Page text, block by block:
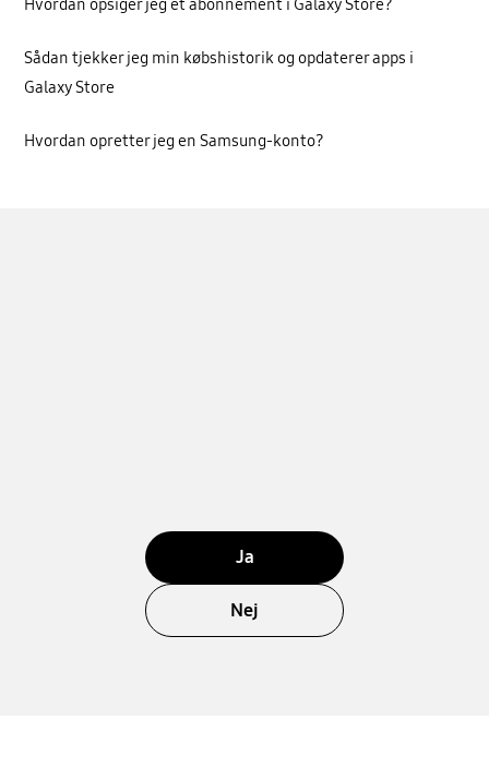
Sådan tjekker jeg min købshistorik og opdaterer apps i
Galaxy Store
Hvordan opretter jeg en Samsung-konto?
Ja
Nej